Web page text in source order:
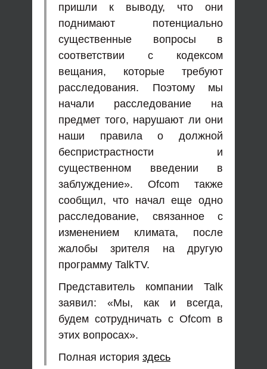
пришли к выводу, что они
поднимают потенциально
существенные вопросы в
соответствии с кодексом
вещания, которые требуют
расследования. Поэтому мы
начали расследование на
предмет того, нарушают ли они
наши правила о должной
беспристрастности и
существенном введении в
заблуждение». Ofcom также
сообщил, что начал еще одно
расследование, связанное с
изменением климата, после
жалобы зрителя на другую
программу TalkTV.
Представитель компании Talk
заявил: «Мы, как и всегда,
будем сотрудничать с Ofcom в
этих вопросах».
Полная история здесь